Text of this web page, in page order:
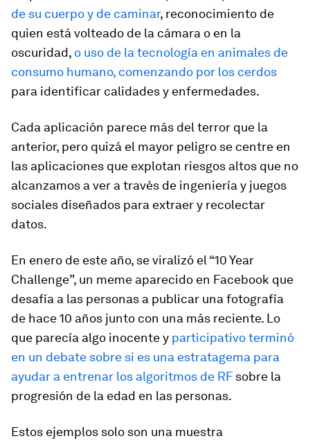
de su cuerpo y de caminar, reconocimiento de
quien está volteado de la cámara o en la
oscuridad, o uso de la tecnología en animales de
consumo humano, comenzando por los cerdos
para identificar calidades y enfermedades.
Cada aplicación parece más del terror que la
anterior, pero quizá el mayor peligro se centre en
las aplicaciones que explotan riesgos altos que no
alcanzamos a ver a través de ingeniería y juegos
sociales diseñados para extraer y recolectar
datos.
En enero de este año, se viralizó el “10 Year
Challenge”, un meme aparecido en Facebook que
desafía a las personas a publicar una fotografía
de hace 10 años junto con una más reciente. Lo
que parecía algo inocente y participativo terminó
en un debate sobre si es una estratagema para
ayudar a entrenar los algoritmos de RF sobre la
progresión de la edad en las personas.
Estos ejemplos solo son una muestra